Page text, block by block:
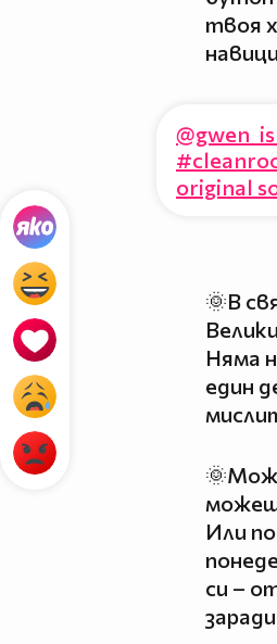
твоя
original
🌞В
Няма
един
Или
си –